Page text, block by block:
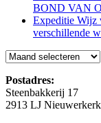
BOND VAN
Expeditie Wijz
verschillende
Blog
Postadres:
Steenbakkerij 17
2913 LJ Nieuwerkerk